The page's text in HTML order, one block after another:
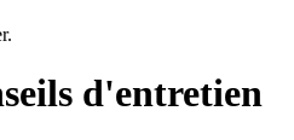
d'entretien